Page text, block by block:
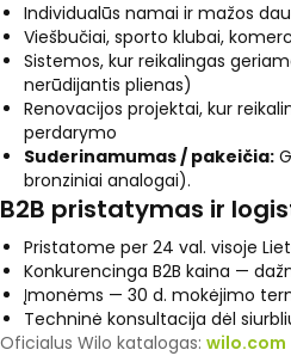
Individualūs namai ir mažos
Viešbučiai, sporto klubai,
Sistemos, kur reikalingas
nerūdijantis plienas)
Renovacijos projektai, kur
perdarymo
Suderinamumas / pakeičia:
bronziniai analogai).
B2B pristatymas ir
Pristatome per 24 val. visoje
Konkurencinga B2B kaina —
Įmonėms — 30 d. mokėjimo
Techninė konsultacija dėl
Oficialus Wilo katalogas: wilo.com